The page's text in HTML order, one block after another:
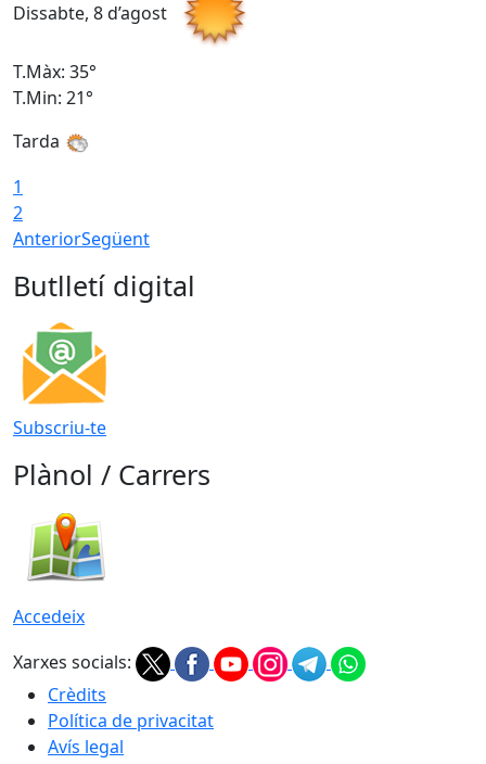
Dissabte, 8 d’agost
T.Màx: 35°
T.Min: 21°
Tarda
1
2
AnteriorSegüent
Butlletí digital
Subscriu-te
Plànol / Carrers
Accedeix
Xarxes socials:
Crèdits
Política de privacitat
Avís legal